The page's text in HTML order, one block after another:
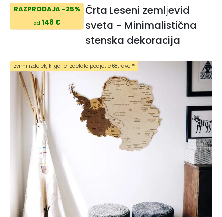
RAZPRODAJA -25%
od 148 €
Črta Leseni zemljevid
sveta - Minimalistična
stenska dekoracija
Izvirni izdelek, ki ga je izdelalo podjetje 68travel™️